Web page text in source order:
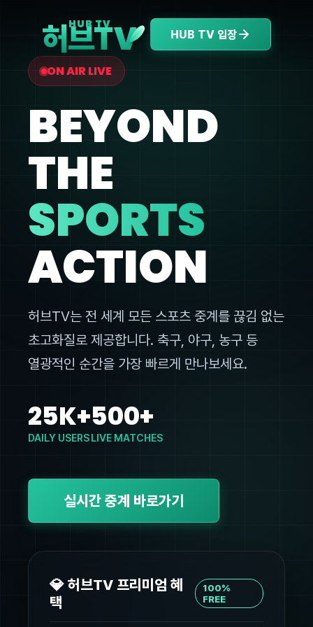
HUB TV
허브TV HUB TV 입장
ON AIR LIVE
BEYOND
THE
SPORTS
ACTION
허브TV는 전 세계 모든 스포츠 중계를 끊김 없는
초고화질로 제공합니다. 축구, 야구, 농구 등
열광적인 순간을 가장 빠르게 만나보세요.
25K+
DAILY USERS
500+
LIVE MATCHES
실시간 중계 바로가기
💎 허브TV 프리미엄 혜
택
100%
FREE